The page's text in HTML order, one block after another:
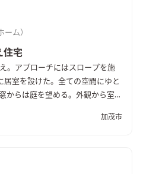
ーム）
住宅
。アプローチにはスロープを施
居室を設けた。全ての空間にゆと
からは庭を望める。外観から室内
加茂市